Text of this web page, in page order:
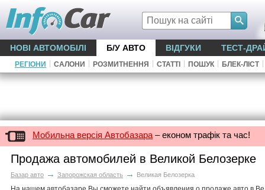
НОВІ АВТОМОБІЛІ Б/У АВТО ВІДГУКИ ТЕСТ-
РЕГІОНИ САЛОНИ РОЗМИТНЕННЯ СТАТТІ ПОШУК БЛЕК-ЛІСТ
Мобильна версія Автобазара – економ трафік та час!
Продажа автомобилей в Великой Белозерке
Базар авто → Запорожская область → Великая Белозерка